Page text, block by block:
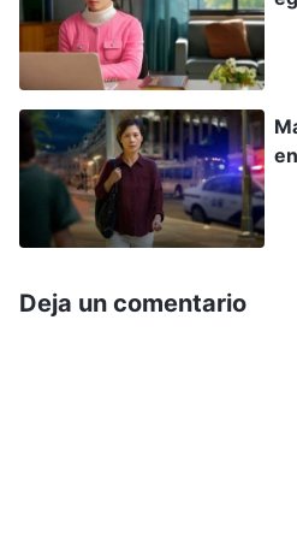
también está persiguiendo
acoge. Estoy en riesgo de
cualquier momento. La
área de alto riesgo debido
incluso si levantaran el
probable que me contagie
cuarentena al salir. ¿Y si
hicieron sentir débil de
Deja un comentario